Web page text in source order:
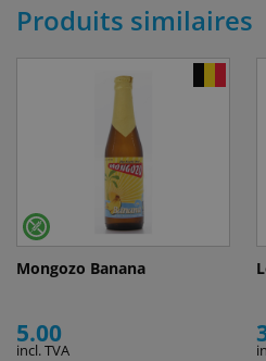
Produits similaires
Mongozo Banana
5.00
incl. TVA